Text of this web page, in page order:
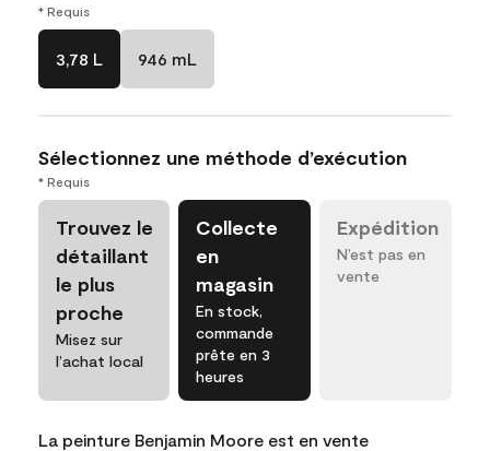
* Requis
3,78 L 946 mL
Sélectionnez une méthode d’exécution
* Requis
Trouvez le
détaillant
le plus
proche
Misez sur
l’achat local
Collecte
en
magasin
En stock,
commande
prête en 3
heures
Expédition
N’est pas en
vente
La peinture Benjamin Moore est en vente